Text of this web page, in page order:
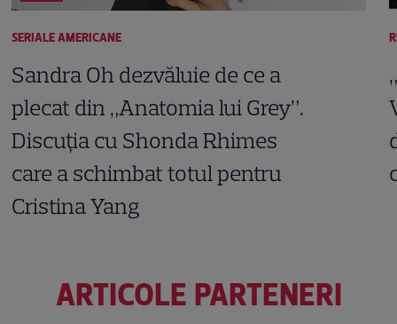
SERIALE AMERICANE
Sandra Oh dezvăluie de ce a
plecat din „Anatomia lui Grey”.
Discuția cu Shonda Rhimes
care a schimbat totul pentru
Cristina Yang
ARTICOLE PARTENERI